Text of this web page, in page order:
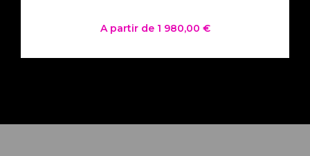
A partir de 1 980,00 €